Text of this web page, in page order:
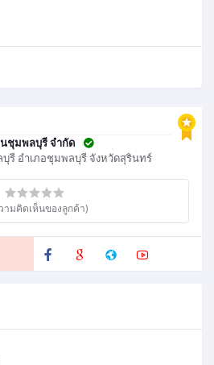
ชุมพลบุรี จำกัด
รี อำเภอชุมพลบุรี จังหวัดสุรินทร์
ามคิดเห็นของลูกค้า)